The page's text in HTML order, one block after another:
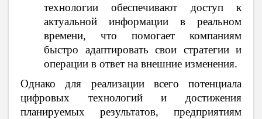
технологии обеспечивают доступ к
актуальной информации в реальном
времени, что помогает компаниям
быстро адаптировать свои стратегии и
операции в ответ на внешние изменения.
Однако для реализации всего потенциала
цифровых технологий и достижения
планируемых результатов, предприятиям